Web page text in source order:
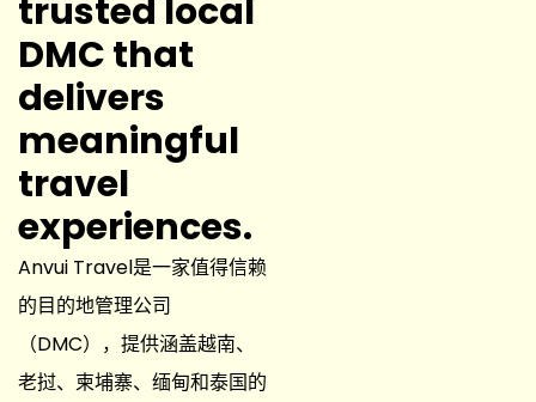
trusted local
DMC that
delivers
meaningful
travel
experiences.
Anvui Travel是一家值得信赖
的目的地管理公司
（DMC），提供涵盖越南、
老挝、柬埔寨、缅甸和泰国的